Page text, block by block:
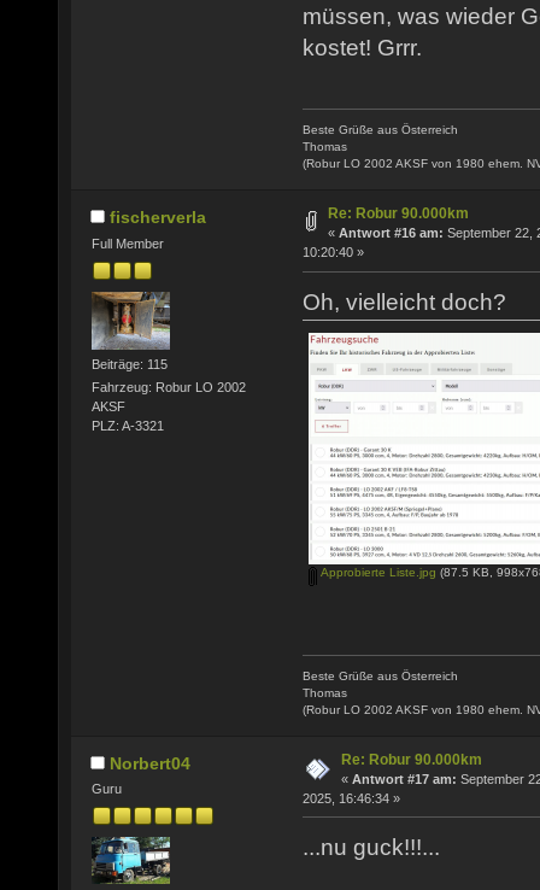
müssen, was wieder
kostet! Grrr.
Beste Grüße aus Österreich
Thomas
(Robur LO 2002 AKSF von 1980 ehem.
fischerverla
Full Member
Beiträge: 115
Fahrzeug: Robur LO 2002
AKSF
PLZ: A-3321
Re: Robur 90.000km
« Antwort #16 am: September 22,
10:20:40 »
Oh, vielleicht doch?
Approbierte Liste.jpg (87.5 KB,
Beste Grüße aus Österreich
Thomas
(Robur LO 2002 AKSF von 1980 ehem.
Norbert04
Guru
Re: Robur 90.000km
« Antwort #17 am: September
2025, 16:46:34 »
...nu guck!!!...